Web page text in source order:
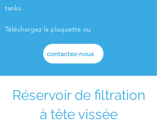
tanks.
Téléchargez la plaquette ou
contactez-nous
Réservoir de filtration
à tête vissée